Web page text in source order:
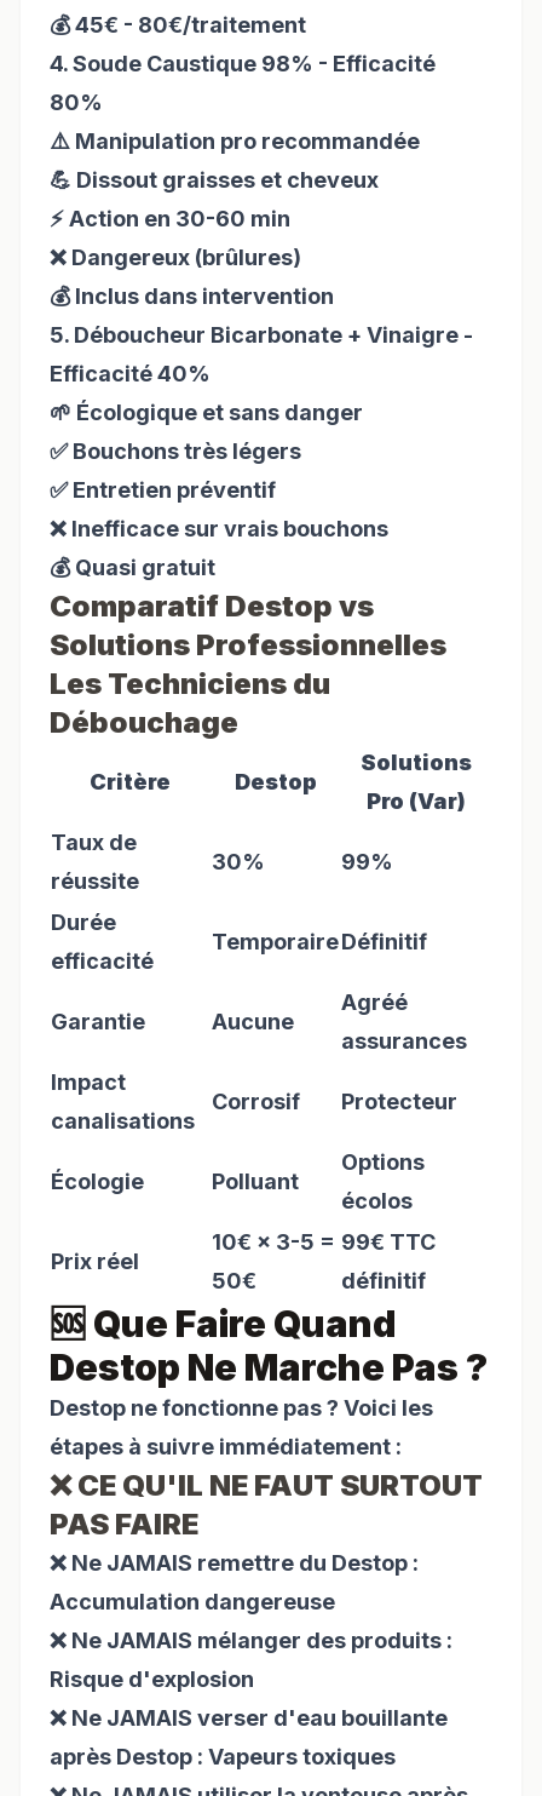
💰 45€ - 80€/traitement
4. Soude Caustique 98% - Efficacité
80%
⚠️ Manipulation pro recommandée
💪 Dissout graisses et cheveux
⚡ Action en 30-60 min
❌ Dangereux (brûlures)
💰 Inclus dans intervention
5. Déboucheur Bicarbonate + Vinaigre -
Efficacité 40%
🌱 Écologique et sans danger
✅ Bouchons très légers
✅ Entretien préventif
❌ Inefficace sur vrais bouchons
💰 Quasi gratuit
Comparatif Destop vs
Solutions Professionnelles
Les Techniciens du
Débouchage
Critère Destop
Solutions
Pro (Var)
Taux de
réussite
30% 99%
Durée
efficacité
TemporaireDéfinitif
Garantie Aucune
Agréé
assurances
Impact
canalisations
Corrosif Protecteur
Écologie Polluant
Options
écolos
Prix réel
10€ × 3-5 =
50€
99€ TTC
définitif
🆘 Que Faire Quand
Destop Ne Marche Pas ?
Destop ne fonctionne pas ? Voici les
étapes à suivre immédiatement :
❌ CE QU'IL NE FAUT SURTOUT
PAS FAIRE
❌ Ne JAMAIS remettre du Destop :
Accumulation dangereuse
❌ Ne JAMAIS mélanger des produits :
Risque d'explosion
❌ Ne JAMAIS verser d'eau bouillante
après Destop : Vapeurs toxiques